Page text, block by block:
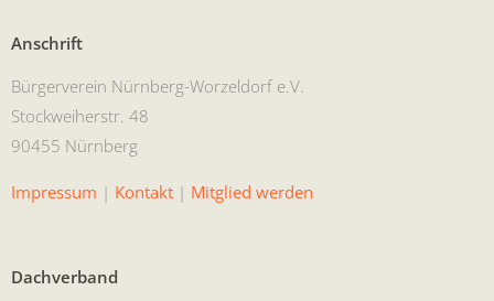
Anschrift
Bürg­ervere­in Nürn­berg-Worzel­dorf e.V.
Stock­wei­her­str. 48
90455 Nürnberg
Impres­sum | Kon­takt | Mit­glied werden
Dachverband